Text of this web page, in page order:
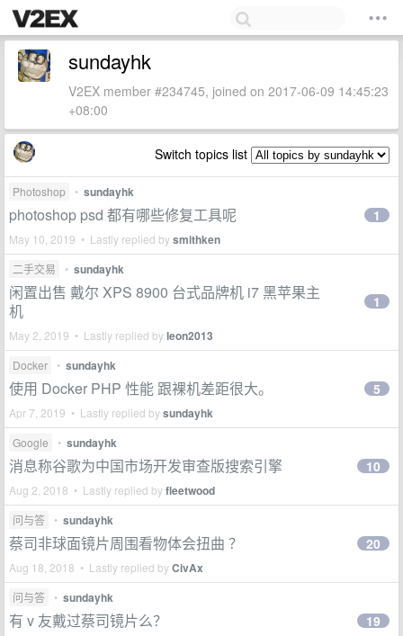
sundayhk
V2EX member #234745, joined on 2017-06-09 14:45:23
+08:00
Switch topics list
Photoshop • sundayhk
photoshop psd 都有哪些修复工具呢
May 10, 2019 • Lastly replied bysmithken
1
二手交易 • sundayhk
闲置出售 戴尔 XPS 8900 台式品牌机 i7 黑苹果主
机
May 2, 2019 • Lastly replied byleon2013
1
Docker • sundayhk
使用 Docker PHP 性能 跟裸机差距很大。
Apr 7, 2019 • Lastly replied bysundayhk
5
Google • sundayhk
消息称谷歌为中国市场开发审查版搜索引擎
Aug 2, 2018 • Lastly replied byfleetwood
10
问与答 • sundayhk
蔡司非球面镜片周围看物体会扭曲 ？
Aug 18, 2018 • Lastly replied byCivAx
20
问与答 • sundayhk
有 v 友戴过蔡司镜片么？ 19